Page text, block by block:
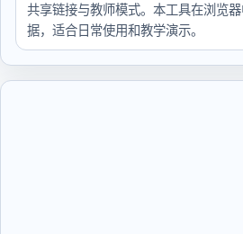
共享链接与教师模式。本工具在浏览
据，适合日常使用和教学演示。